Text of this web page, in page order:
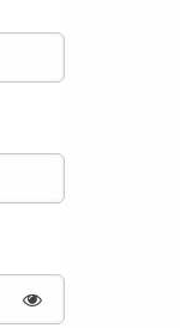
Показати пароль